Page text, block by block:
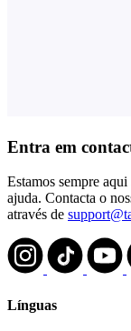
Entra em
Estamos sempre
ajuda. Contacta o
através de
Línguas